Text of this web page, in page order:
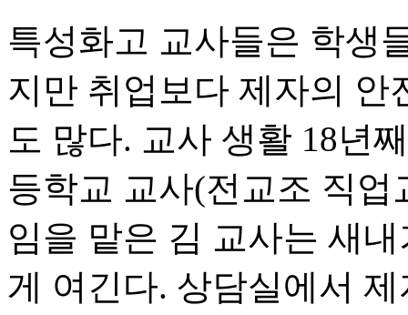
특성화고 교사들은 학생
지만 취업보다 제자의 안
도 많다. 교사 생활 18년
등학교 교사(전교조 직
임을 맡은 김 교사는 새
게 여긴다. 상담실에서